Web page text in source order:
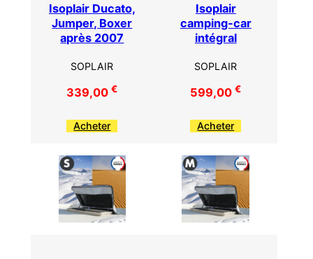
Isoplair Ducato,
Jumper, Boxer
après 2007
SOPLAIR
339,00€
Acheter
Isoplair
camping-car
intégral
SOPLAIR
599,00€
Acheter